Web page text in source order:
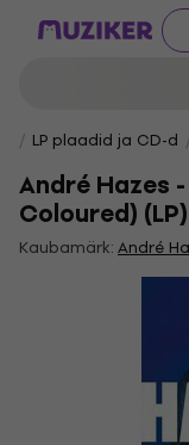
LP plaadid ja CD-d
André Hazes
Coloured) (LP)
Kaubamärk:André